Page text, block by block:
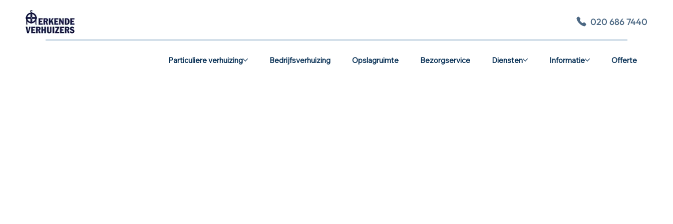
Particuliere verhuizing Bedrijfsverhuizing Opslagruimte Bezorgservice Diensten Informatie Offerte
020 686 7440